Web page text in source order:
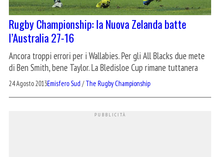
Rugby Championship: la Nuova Zelanda batte
l’Australia 27-16
Ancora troppi errori per i Wallabies. Per gli All Blacks due mete
di Ben Smith, bene Taylor. La Bledisloe Cup rimane tuttanera
24 Agosto 2013Emisfero Sud /The Rugby Championship